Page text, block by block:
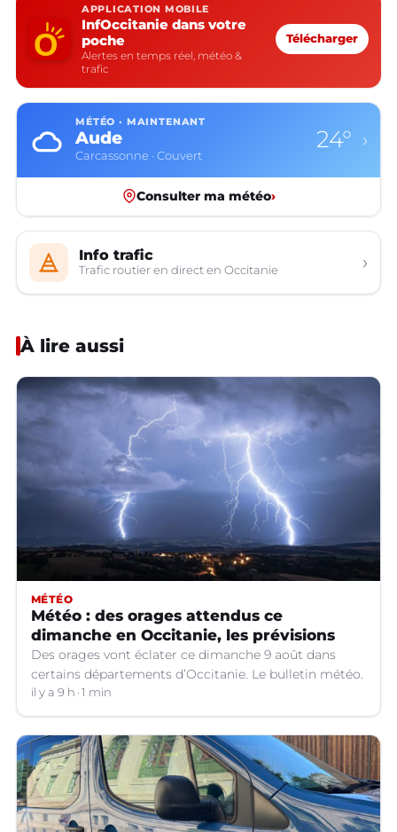
APPLICATION MOBILE
InfOccitanie dans votre
poche
Alertes en temps réel, météo &
trafic
Télécharger
MÉTÉO · MAINTENANT
Aude
Carcassonne · Couvert
24° ›
Consulter ma météo›
Info trafic
Trafic routier en direct en Occitanie ›
À lire aussi
MÉTÉO
Météo : des orages attendus ce
dimanche en Occitanie, les prévisions
Des orages vont éclater ce dimanche 9 août dans
certains départements d’Occitanie. Le bulletin météo.
il y a 9 h 1 min